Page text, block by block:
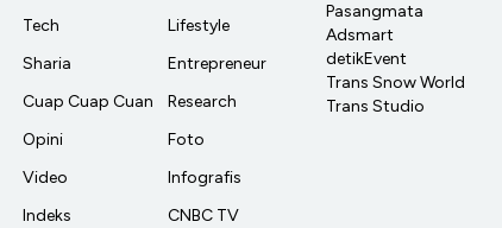
Tech
Sharia
Cuap Cuap Cuan
Opini
Video
Indeks
Lifestyle
Entrepreneur
Research
Foto
Infografis
CNBC TV
Pasangmata
Adsmart
detikEvent
Trans Snow World
Trans Studio